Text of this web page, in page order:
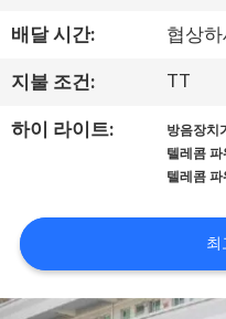
공
장
견
품
질
배달 시간: 협상
지불 조건: TT
하이 라이트: 방음장치
텔레콤
텔레콤
최